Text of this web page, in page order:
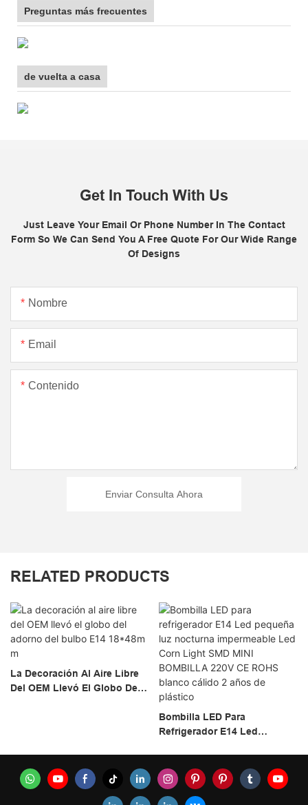
Preguntas más frecuentes
de vuelta a casa
Get In Touch With Us
Just Leave Your Email Or Phone Number In The Contact
Form So We Can Send You A Free Quote For Our Wide Range
Of Designs
Nombre
Email
Contenido
Enviar Consulta Ahora
RELATED PRODUCTS
La Decoración Al Aire Libre
Del OEM Llevó El Globo Del
Bombilla LED Para
Refrigerador E14 Led
SMD MINI BOMBILLA 220V
CE ROHS Blanco Cálido 2